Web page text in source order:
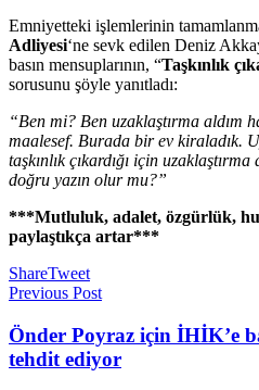
Emniyetteki işlemlerinin
Adliyesi‘ne sevk edilen Deniz
basın mensuplarının, “Taşkınlık
sorusunu şöyle yanıtladı:
“Ben mi? Ben uzaklaştırma aldım
maalesef. Burada bir ev kiraladık.
taşkınlık çıkardığı için
doğru yazın olur mu?”
***Mutluluk, adalet, özgürlük,
paylaştıkça artar***
ShareTweet
Previous Post
Önder Poyraz için İHİK’e
tehdit ediyor